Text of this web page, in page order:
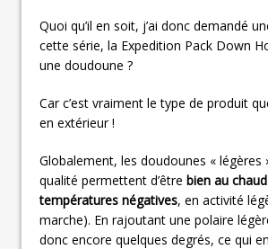
Quoi qu’il en soit, j’ai donc demandé
cette série, la Expedition Pack Down
une doudoune ?
Car c’est vraiment le type de produit
en extérieur !
Globalement, les doudounes « légères
qualité permettent d’être bien au
températures négatives, en activité
marche). En rajoutant une polaire
donc encore quelques degrés, ce qui